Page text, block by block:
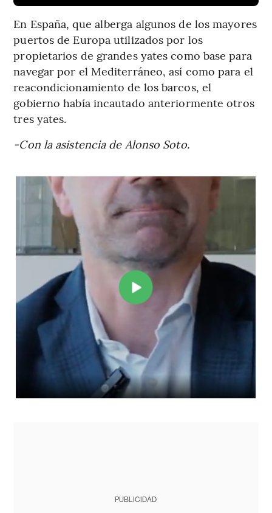
En España, que alberga algunos de los mayores
puertos de Europa utilizados por los
propietarios de grandes yates como base para
navegar por el Mediterráneo, así como para el
reacondicionamiento de los barcos, el
gobierno había incautado anteriormente otros
tres yates.
-Con la asistencia de Alonso Soto.
PUBLICIDAD